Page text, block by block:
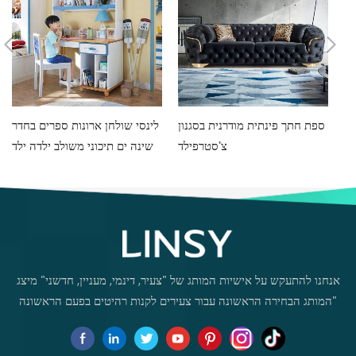
לינסי שולחן ארונות ספרים בחדר
שינה ים תיכוני משולב ילדה ילד
DF1V-B
ספת חתך פינתית מודרנית בסגנון
צ'סטרפילד
אנחנו להתעקש על אישיות המותג של "צעיר, דינמי, מעניין, חדשני" מיצג
"המותג הבחירה הראשונה עבור צעירים לקנות רהיטים בפעם הראשונה